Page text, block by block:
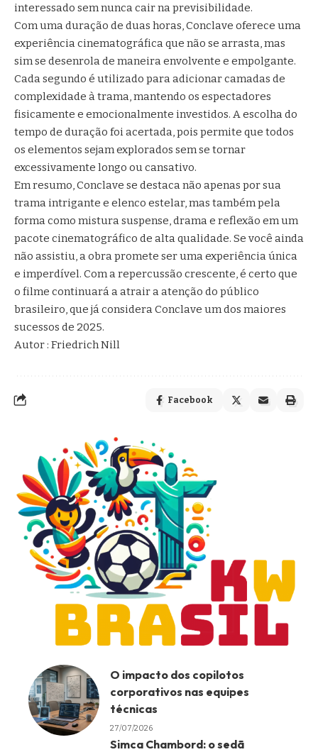
interessado sem nunca cair na previsibilidade.
Com uma duração de duas horas, Conclave oferece uma
experiência cinematográfica que não se arrasta, mas
sim se desenrola de maneira envolvente e empolgante.
Cada segundo é utilizado para adicionar camadas de
complexidade à trama, mantendo os espectadores
fisicamente e emocionalmente investidos. A escolha do
tempo de duração foi acertada, pois permite que todos
os elementos sejam explorados sem se tornar
excessivamente longo ou cansativo.
Em resumo, Conclave se destaca não apenas por sua
trama intrigante e elenco estelar, mas também pela
forma como mistura suspense, drama e reflexão em um
pacote cinematográfico de alta qualidade. Se você ainda
não assistiu, a obra promete ser uma experiência única
e imperdível. Com a repercussão crescente, é certo que
o filme continuará a atrair a atenção do público
brasileiro, que já considera Conclave um dos maiores
sucessos de 2025.
Autor : Friedrich Nill
Facebook
O impacto dos copilotos
corporativos nas equipes
técnicas
27/07/2026
Simca Chambord: o sedã